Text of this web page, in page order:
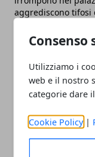
Consenso
Utilizziamo i
web e il nostro
categorie dare
Cookie Policy |
aggrediscono tifosi